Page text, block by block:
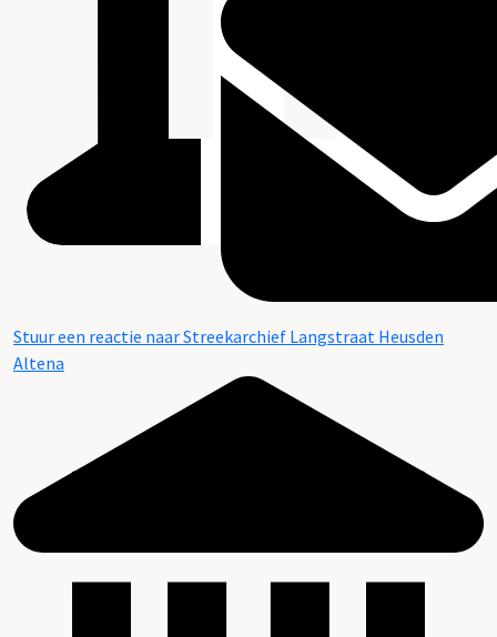
Stuur een reactie naar Streekarchief Langstraat Heusden
Altena